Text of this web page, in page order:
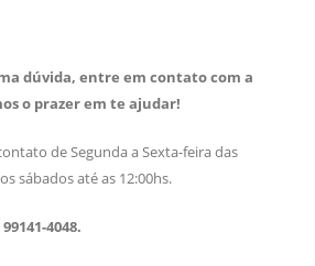
dúvida, entre em contato com a
o prazer em te ajudar!
de Segunda a Sexta-feira das
sábados até as 12:00hs.
4048.